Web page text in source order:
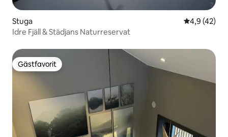
Stuga 4,9 av 5 i
4,9 (42)
Idre Fjäll & Städjans Naturreservat
Gästfavorit
Gästfavorit